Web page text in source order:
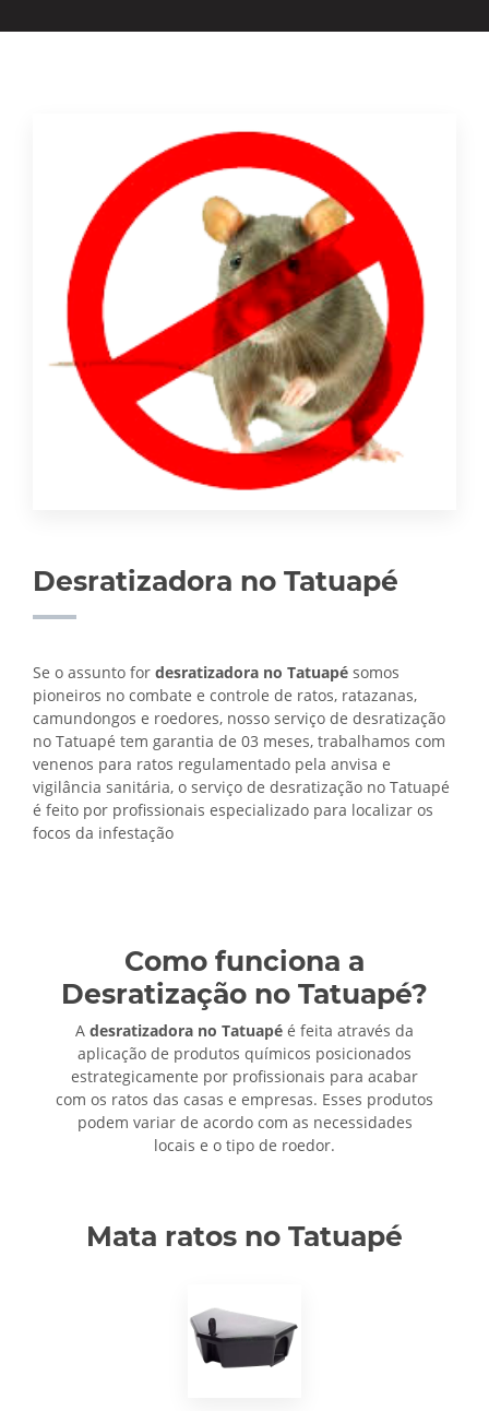
Desratizadora no Tatuapé
Se o assunto for desratizadora no Tatuapé somos
pioneiros no combate e controle de ratos, ratazanas,
camundongos e roedores, nosso serviço de desratização
no Tatuapé tem garantia de 03 meses, trabalhamos com
venenos para ratos regulamentado pela anvisa e
vigilância sanitária, o serviço de desratização no Tatuapé
é feito por profissionais especializado para localizar os
focos da infestação
Como funciona a
Desratização no Tatuapé?
A desratizadora no Tatuapé é feita através da
aplicação de produtos químicos posicionados
estrategicamente por profissionais para acabar
com os ratos das casas e empresas. Esses produtos
podem variar de acordo com as necessidades
locais e o tipo de roedor.
Mata ratos no Tatuapé